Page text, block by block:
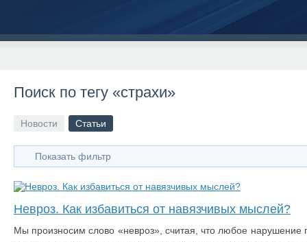
Поиск по тегу «страхи»
Новости Статьи
Показать фильтр
Невроз. Как избавиться от навязчивых мыслей?
Мы произносим слово «невроз», считая, что любое нарушение